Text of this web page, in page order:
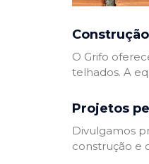
O Grifo
telhados. A
Projetos
Divulgamos
construção e